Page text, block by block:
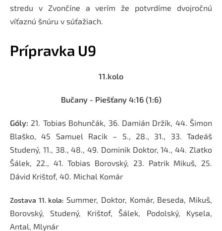
stredu v Zvončíne a verím že potvrdíme dvojročnú
víťaznú šnúru v súťažiach.
Prípravka U9
11.kolo
Bučany - Piešťany 4:16 (1:6)
Góly: 21. Tobias Bohunčák, 36. Damián Držík, 44. Šimon
Blaško, 45 Samuel Racik – 5., 28., 31., 33. Tadeáš
Studený, 11., 38., 48., 49. Dominik Doktor, 14., 44. Zlatko
Šálek, 22., 41. Tobias Borovský, 23. Patrik Mikuš, 25.
Dávid Krištof, 40. Michal Komár
Zostava 11. kola: Summer, Doktor, Komár, Beseda, Mikuš,
Borovský, Studený, Krištof, Šálek, Podolský, Kysela,
Antal, Mlynár